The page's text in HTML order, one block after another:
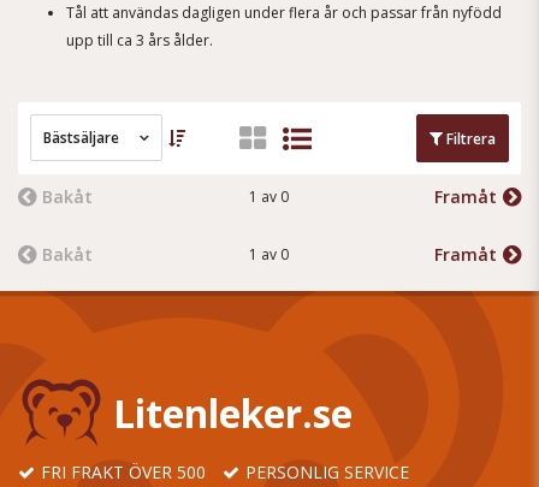
Tål att användas dagligen under flera år och passar från nyfödd
upp till ca 3 års ålder.
Bästsäljare Filtrera
Bakåt 1 av 0 Framåt
Bakåt 1 av 0 Framåt
Litenleker.se
FRI FRAKT ÖVER 500
PERSONLIG SERVICE